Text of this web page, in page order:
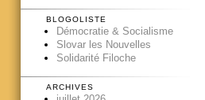
BLOGOLISTE
Démocratie & Socialisme
Slovar les Nouvelles
Solidarité Filoche
ARCHIVES